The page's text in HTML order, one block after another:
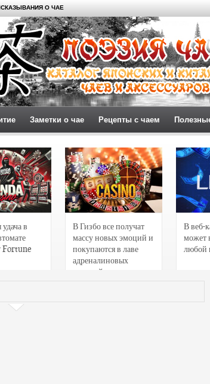
О ЧАЕ
Заметки о чае Рецепты с чаем
в
Fortune
В Гизбо все получат
массу новых эмоций и
покупаются в лаве
адреналиновых
страстей
В веб-
может
любой